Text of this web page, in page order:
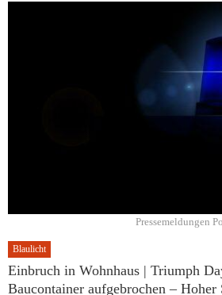
Pressemeldungen
Blaulicht
Einbruch in Wohnhaus | Triumph
Baucontainer aufgebrochen – Hoher